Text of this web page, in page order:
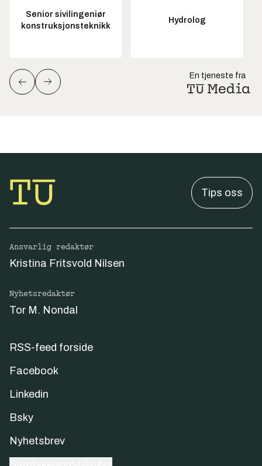
Senior sivilingeniør
konstruksjonsteknikk
Hydrolog
En tjeneste fra
Tips oss
Ansvarlig redaktør
Kristina Fritsvold Nilsen
Nyhetsredaktør
Tor M. Nondal
RSS-feed forside
Facebook
Linkedin
Bsky
Nyhetsbrev